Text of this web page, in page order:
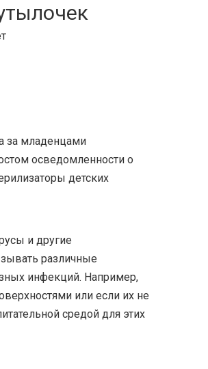
за младенцами
осведомленности о
детских
и другие
различные
инфекций. Например,
или если их не
средой для этих